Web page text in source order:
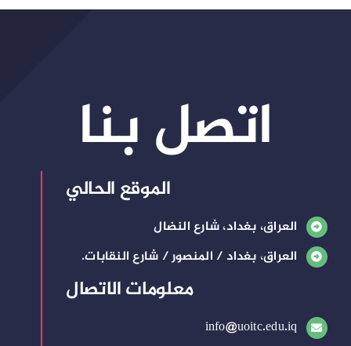
اتصل بنا
الموقع الحالي
العراق، بغداد، شارع النضال
العراق، بغداد / المنصور / شارع النقابات.
معلومات الاتصال
info@uoitc.edu.iq